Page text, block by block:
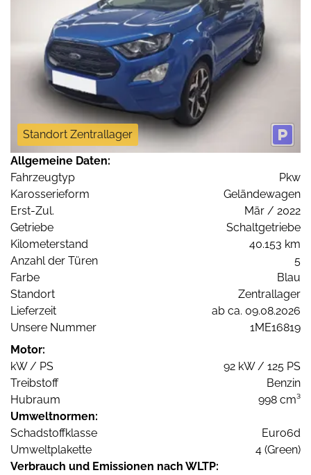
Standort Zentrallager
Allgemeine Daten:
Fahrzeugtyp
Pkw
Karosserieform
Geländewagen
Erst-Zul.
Mär / 2022
Getriebe
Schaltgetriebe
Kilometerstand
40.153 km
Anzahl der Türen
5
Farbe
Blau
Standort
Zentrallager
Lieferzeit
ab ca. 09.08.2026
Unsere Nummer
1ME16819
Motor:
kW / PS
92 kW / 125 PS
Treibstoff
Benzin
Hubraum
998 cm³
Umweltnormen:
Schadstoffklasse
Euro6d
Umweltplakette
4 (Green)
Verbrauch und Emissionen nach WLTP: